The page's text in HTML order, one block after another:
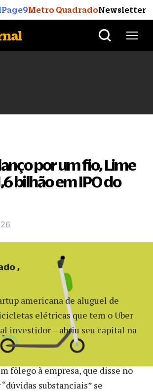
Page9Metro QuadradoNewsletter
por um fio, Lime
bilhão em IPO do
americana de aluguel de
elétricas que tem o Uber
investidor – abriu seu capital na
fôlego à empresa, que disse no
substanciais” se